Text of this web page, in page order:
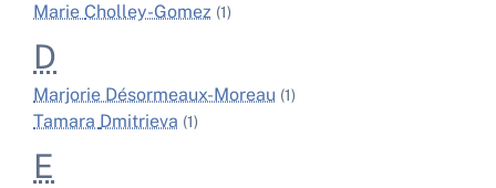
Marie Cholley-Gomez (1)
D
Marjorie Désormeaux-Moreau (1)
Tamara Dmitrieva (1)
E